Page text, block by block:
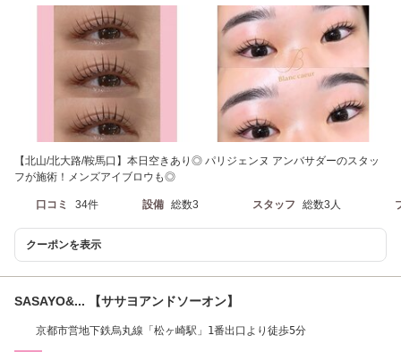
【北山/北大路/鞍馬口】本日空きあり◎ パリジェンヌ アンバサダーのスタッ
フが施術！メンズアイブロウも◎
口コミ 34件 設備 総数3 スタッフ 総数3人
クーポンを表示
SASAYO&... 【ササヨアンドソーオン】
京都市営地下鉄烏丸線「松ヶ崎駅」1番出口より徒歩5分